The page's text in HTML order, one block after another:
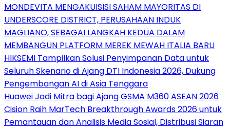
MONDEVITA MENGAKUISISI SAHAM MAYORITAS DI
UNDERSCORE DISTRICT, PERUSAHAAN INDUK
MAGLIANO, SEBAGAI LANGKAH KEDUA DALAM
MEMBANGUN PLATFORM MEREK MEWAH ITALIA BARU
HIKSEMI Tampilkan Solusi Penyimpanan Data untuk
Seluruh Skenario di Ajang DTI Indonesia 2026, Dukung
Pengembangan AI di Asia Tenggara
Huawei Jadi Mitra bagi Ajang GSMA M360 ASEAN 2026
Cision Raih MarTech Breakthrough Awards 2026 untuk
Pemantauan dan Analisis Media Sosial, Distribusi Siaran